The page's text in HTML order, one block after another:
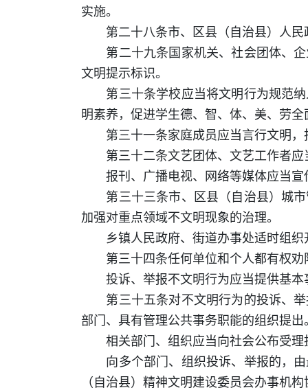
实施。
第二十八条市、区县（自治县）人民
第二十九条国家机关、社会团体、企
文明提示标识。
第三十条学校应当将文明行为规范纳
明素养，促进学生德、智、体、美、劳全
第三十一条家庭成员应当言行文明，
第三十二条文艺团体、文艺工作者应
报刊、广播电视、网络等媒体应当宣
第三十三条市、区县（自治县）城市
加强对重点领域不文明现象的治理。
乡镇人民政府、街道办事处适时组织
第三十四条任何单位和个人都有权劝
投诉、举报不文明行为应当提供基本
第三十五条对不文明行为的投诉、举
部门、具有管理公共事务职能的组织提出
相关部门、组织应当向社会公布受理
向多个部门、组织投诉、举报的，由
（自治县）精神文明建设委员会办事机